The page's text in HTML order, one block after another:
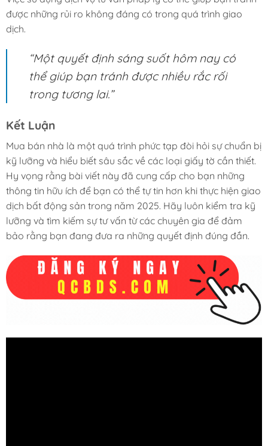
được những rủi ro không đáng có trong quá trình giao
dịch.
“Một quyết định sáng suốt hôm nay có
thể giúp bạn tránh được nhiều rắc rối
trong tương lai.”
Kết Luận
Mua bán nhà là một quá trình phức tạp đòi hỏi sự chuẩn bị
kỹ lưỡng và hiểu biết sâu sắc về các loại giấy tờ cần thiết.
Hy vọng rằng bài viết này đã cung cấp cho bạn những
thông tin hữu ích để bạn có thể tự tin hơn khi thực hiện giao
dịch bất động sản trong năm 2025. Hãy luôn kiểm tra kỹ
lưỡng và tìm kiếm sự tư vấn từ các chuyên gia để đảm
bảo rằng bạn đang đưa ra những quyết định đúng đắn.